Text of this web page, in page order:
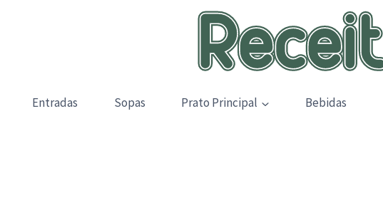
Entradas Sopas Prato Principal Bebidas